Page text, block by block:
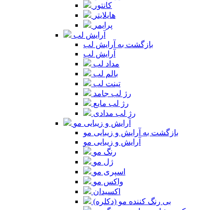
کانتور
هایلایتر
پرایمر
آرایش لب
بازگشت به آرایش لب
آرایش لب
مداد لب
بالم لب
تینت لب
رژ لب جامد
رژ لب مایع
رژ لب مدادی
آرایش و زیبایی مو
بازگشت به آرایش و زیبایی مو
آرایش و زیبایی مو
رنگ مو
ژل مو
اسپری مو
واکس مو
اکسیدان
بی رنگ کننده مو (دکلره)